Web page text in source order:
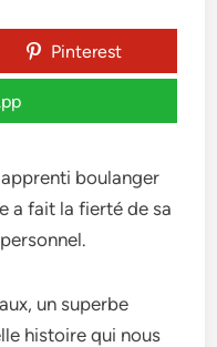
Pinterest
boulanger
a fait la fierté de sa
un superbe
histoire qui nous